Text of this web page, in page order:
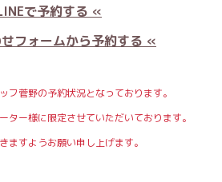
で予約する «
フォームから予約する «
フ菅野の予約状況となっております。
ター様に限定させていただいております。
ますようお願い申し上げます。